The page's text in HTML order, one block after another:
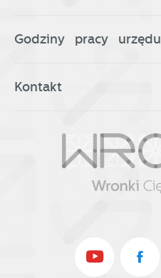
Godziny pracy urzędu
Kontakt